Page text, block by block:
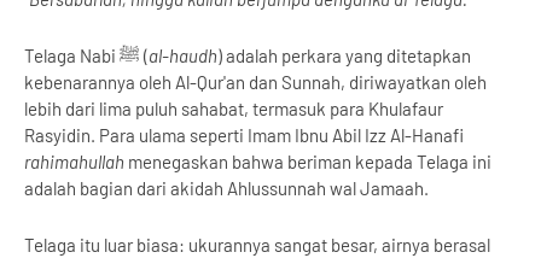
Telaga Nabi ﷺ (al-haudh) adalah perkara yang ditetapkan
kebenarannya oleh Al-Qur'an dan Sunnah, diriwayatkan oleh
lebih dari lima puluh sahabat, termasuk para Khulafaur
Rasyidin. Para ulama seperti Imam Ibnu Abil Izz Al-Hanafi
rahimahullah menegaskan bahwa beriman kepada Telaga ini
adalah bagian dari akidah Ahlussunnah wal Jamaah.
Telaga itu luar biasa: ukurannya sangat besar, airnya berasal